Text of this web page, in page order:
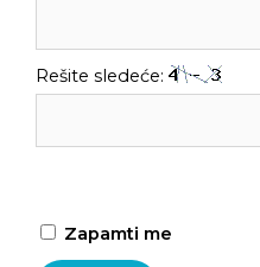
Rešite sledeće:
Zapamti me